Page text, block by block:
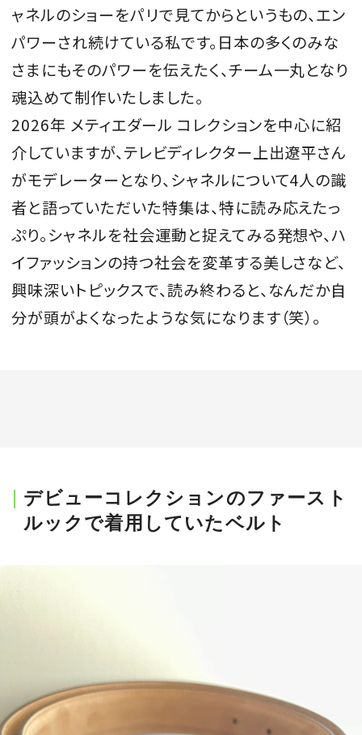
ャネルのショーをパリで見てからというもの、エン
パワーされ続けている私です。日本の多くのみな
さまにもそのパワーを伝えたく、チーム一丸となり
魂込めて制作いたしました。
2026年 メティエダール コレクションを中心に紹
介していますが、テレビディレクター上出遼平さん
がモデレーターとなり、シャネルについて4人の識
者と語っていただいた特集は、特に読み応えたっ
ぷり。シャネルを社会運動と捉えてみる発想や、ハ
イファッションの持つ社会を変革する美しさなど、
興味深いトピックスで、読み終わると、なんだか自
分が頭がよくなったような気になります（笑）。
デビューコレクションのファースト
ルックで着用していたベルト